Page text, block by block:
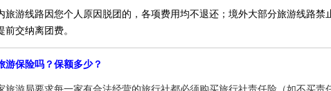
旅游线路因您个人原因脱团的，各项费用均不退还；境外大部分旅游线路禁
前交纳离团费。
游保险吗？保额多少？